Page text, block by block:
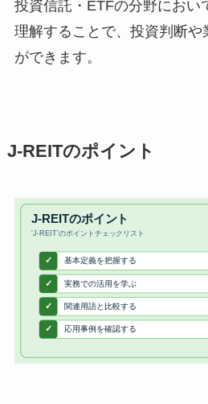
投資信託・ETFの分野におい
理解することで、投資判断や
ができます。
J-REITのポイント